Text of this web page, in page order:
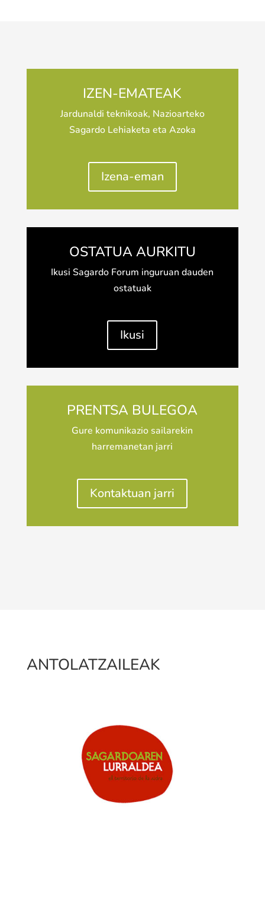
IZEN-EMATEAK
Jardunaldi teknikoak, Nazioarteko
Sagardo Lehiaketa eta Azoka
Izena-eman
OSTATUA AURKITU
Ikusi Sagardo Forum inguruan dauden
ostatuak
Ikusi
PRENTSA BULEGOA
Gure komunikazio sailarekin
harremanetan jarri
Kontaktuan jarri
ANTOLATZAILEAK